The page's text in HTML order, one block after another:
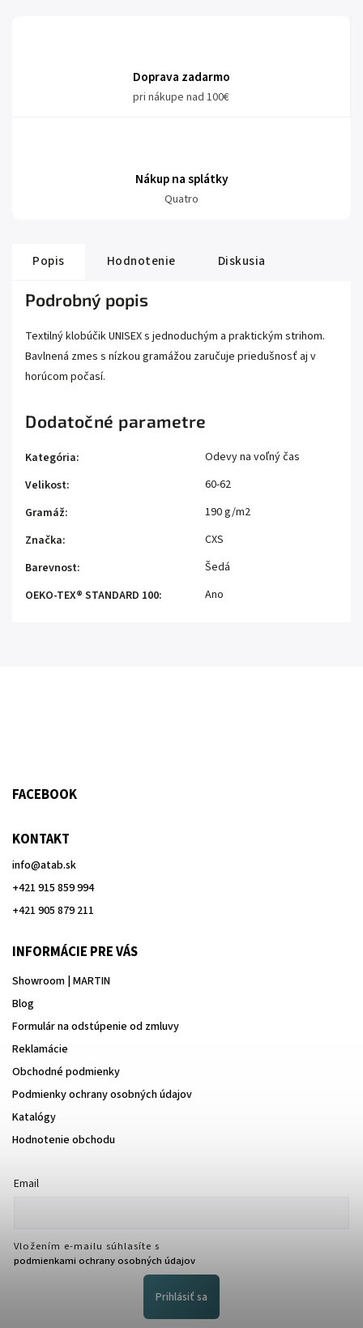
Doprava zadarmo
pri nákupe nad 100€
Nákup na splátky
Quatro
Popis Hodnotenie Diskusia
Podrobný popis
Textilný klobúčik UNISEX s jednoduchým a praktickým strihom.
Bavlnená zmes s nízkou gramážou zaručuje priedušnosť aj v
horúcom počasí.
Dodatočné parametre
Kategória:
Odevy na voľný čas
Velikost:
60-62
Gramáž:
190 g/m2
Značka:
CXS
Barevnost:
Šedá
OEKO-TEX® STANDARD 100: Ano
FACEBOOK
KONTAKT
info@atab.sk
+421 915 859 994
+421 905 879 211
INFORMÁCIE PRE VÁS
Showroom | MARTIN
Blog
Formulár na odstúpenie od zmluvy
Reklamácie
Obchodné podmienky
Podmienky ochrany osobných údajov
Katalógy
Hodnotenie obchodu
Email
Vložením e-mailu súhlasíte s
podmienkami ochrany osobných údajov
Prihlásiť sa